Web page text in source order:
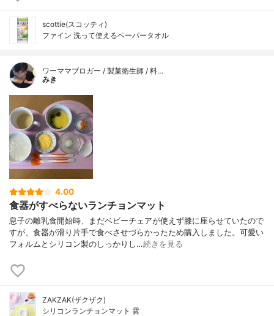
scottie(スコッティ)
ファイン 洗って使えるペーパータオル
ワーママブロガー / 製菓衛生師 / 料…
みき
4.00
食器がすべらないランチョンマット
息子の離乳食開始時、まだベビーチェアが使えず膝に座らせていたので
すが、食器が滑り片手で食べさせづらかったため購入しました。可愛い
フォルムとシリコン製のしっかりし…続きを見る
ZAKZAK(ザクザク)
シリコンランチョンマット 雲